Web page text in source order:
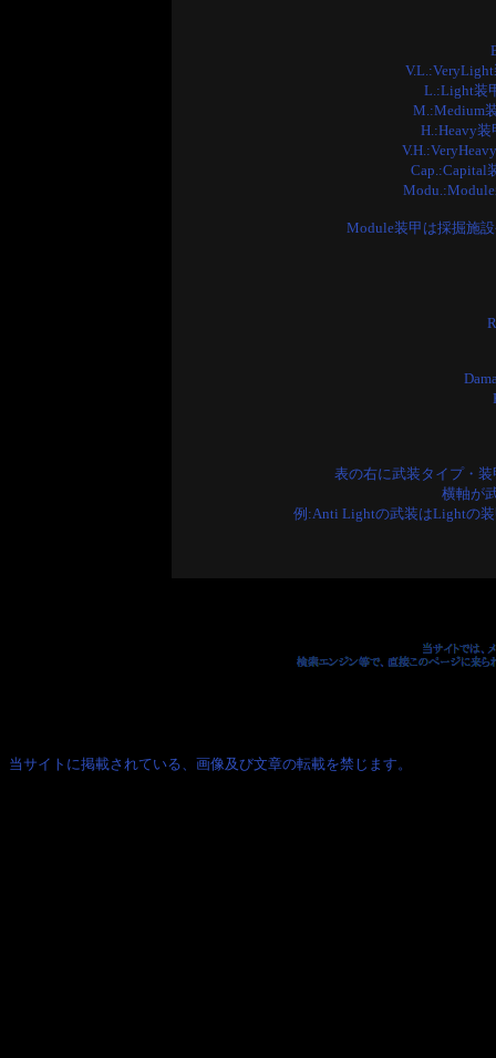
L.:Light装
M.:Medium
H.:Heavy
Cap.:Capital
Module装甲は採掘施
表の右に武装タイプ・
横軸が
例:Anti Lightの武装はLightの
当サイトに掲載されている、画像及び文章の転載を禁じます。